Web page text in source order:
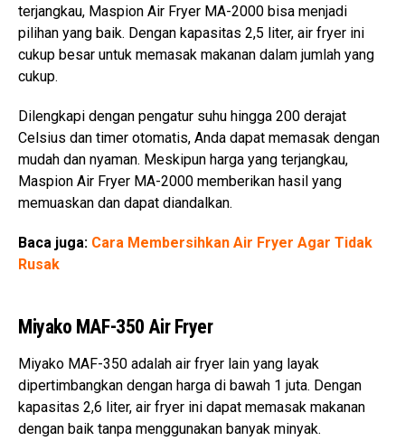
terjangkau, Maspion Air Fryer MA-2000 bisa menjadi
pilihan yang baik. Dengan kapasitas 2,5 liter, air fryer ini
cukup besar untuk memasak makanan dalam jumlah yang
cukup.
Dilengkapi dengan pengatur suhu hingga 200 derajat
Celsius dan timer otomatis, Anda dapat memasak dengan
mudah dan nyaman. Meskipun harga yang terjangkau,
Maspion Air Fryer MA-2000 memberikan hasil yang
memuaskan dan dapat diandalkan.
Baca juga: Cara Membersihkan Air Fryer Agar Tidak
Rusak
Miyako MAF-350 Air Fryer
Miyako MAF-350 adalah air fryer lain yang layak
dipertimbangkan dengan harga di bawah 1 juta. Dengan
kapasitas 2,6 liter, air fryer ini dapat memasak makanan
dengan baik tanpa menggunakan banyak minyak.